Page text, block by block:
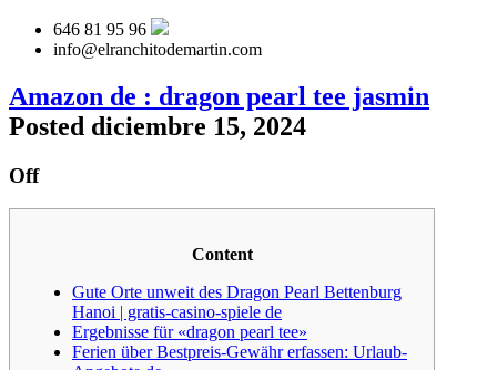
646 81 95 96
info@elranchitodemartin.com
Amazon de : dragon pearl tee jasmin
Posted diciembre 15, 2024
Off
Content
Gute Orte unweit des Dragon Pearl Bettenburg
Hanoi | gratis-casino-spiele de
Ergebnisse für «dragon pearl tee»
Ferien über Bestpreis-Gewähr erfassen: Urlaub-